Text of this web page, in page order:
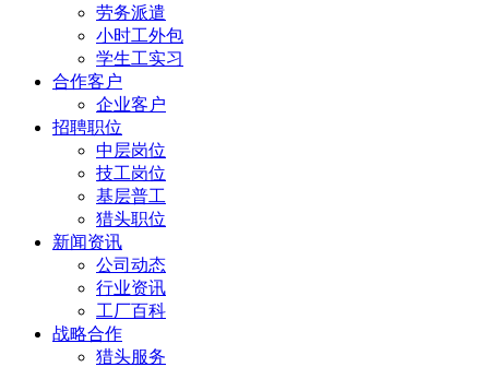
劳务派遣
小时工外包
学生工实习
合作客户
企业客户
招聘职位
中层岗位
技工岗位
基层普工
猎头职位
新闻资讯
公司动态
行业资讯
工厂百科
战略合作
猎头服务